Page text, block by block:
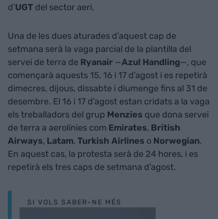
d’UGT del sector aeri.
Una de les dues aturades d’aquest cap de
setmana serà la vaga parcial de la plantilla del
servei de terra de Ryanair —Azul Handling—, que
començarà aquests 15, 16 i 17 d’agost i es repetirà
dimecres, dijous, dissabte i diumenge fins al 31 de
desembre. El 16 i 17 d’agost estan cridats a la vaga
els treballadors del grup Menzies que dona servei
de terra a aerolínies com Emirates, British
Airways, Latam, Turkish Airlines o Norwegian.
En aquest cas, la protesta serà de 24 hores, i es
repetirà els tres caps de setmana d’agost.
SI VOLS SABER-NE MÉS